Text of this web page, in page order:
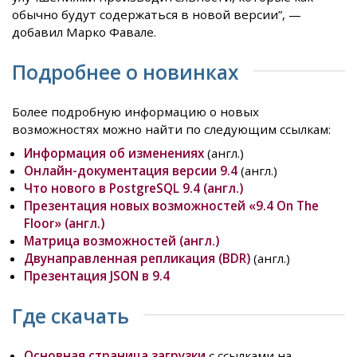
обычно будут содержаться в новой версии”, —
добавил Марко Фавале.
Подробнее о новинках
Более подробную информацию о новых
возможностях можно найти по следующим ссылкам:
Информация об изменениях (англ.)
Онлайн-документация версии 9.4 (англ.)
Что нового в PostgreSQL 9.4 (англ.)
Презентация новых возможностей «9.4 On The
Floor» (англ.)
Матрица возможностей (англ.)
Двунаправленная репликация (BDR) (англ.)
Презентация JSON в 9.4
Где скачать